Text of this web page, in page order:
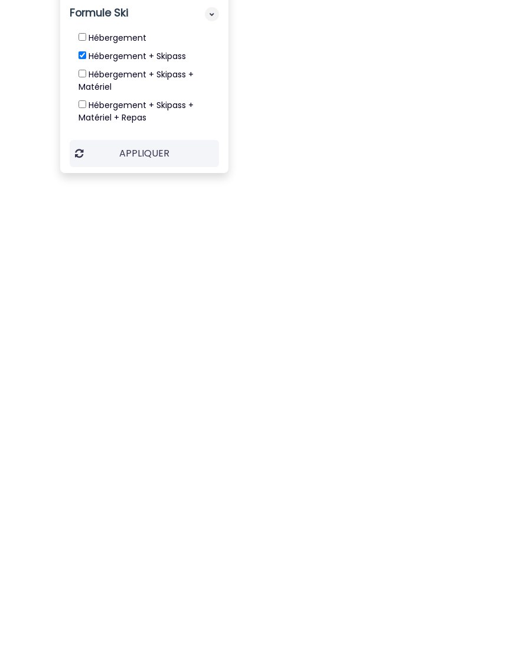
Résidence
5*
Villa
Formule Ski
Hébergement
Hébergement + Skipass
Hébergement + Skipass +
Matériel
Hébergement + Skipass +
Matériel + Repas
APPLIQUER